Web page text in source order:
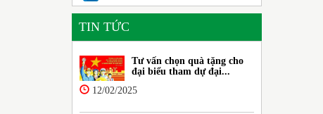
TIN TỨC
Tư vấn chọn quà tặng cho
đại biểu tham dự đại...
12/02/2025